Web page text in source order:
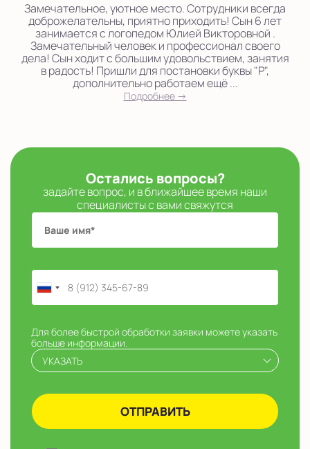
Замечательное, уютное место. Сотрудники всегда
доброжелательны, приятно приходить! Сын 6 лет
занимается с логопедом Юлией Викторовной .
Замечательный человек и профессионал своего
дела! Сын ходит с большим удовольствием, занятия
в радость! Пришли для постановки буквы "Р",
дополнительно работаем ещё ...
Подробнее →
Остались вопросы?
задайте вопрос, и в ближайшее время наши
специалисты с вами свяжутся
Для более быстрой обработки заявки можете указать
больше информации.
УКАЗАТЬ